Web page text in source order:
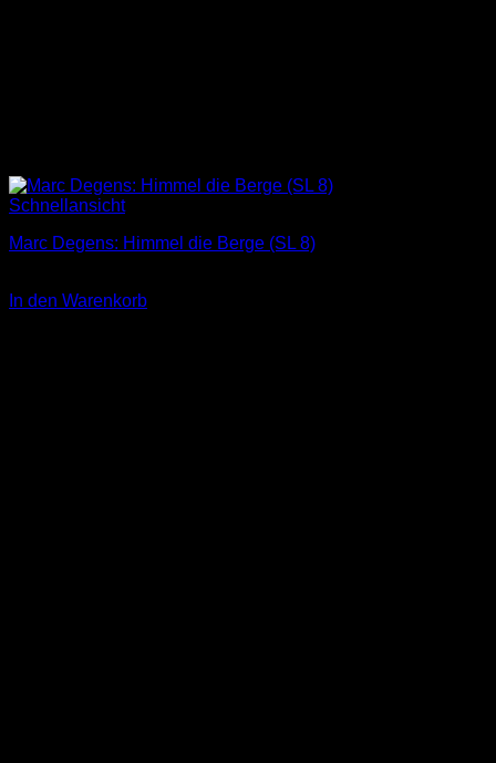
Schnellansicht
Marc Degens: Himmel die Berge (SL 8)
In den Warenkorb